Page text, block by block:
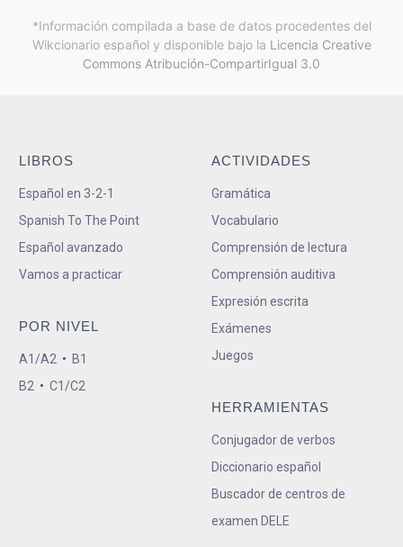
*Información compilada a base de datos procedentes del
Wikcionario español y disponible bajo la Licencia Creative
Commons Atribución-CompartirIgual 3.0
LIBROS
Español en 3-2-1
Spanish To The Point
Español avanzado
Vamos a practicar
POR NIVEL
A1/A2 • B1
B2 • C1/C2
ACTIVIDADES
Gramática
Vocabulario
Comprensión de lectura
Comprensión auditiva
Expresión escrita
Exámenes
Juegos
HERRAMIENTAS
Conjugador de verbos
Diccionario español
Buscador de centros de
examen DELE